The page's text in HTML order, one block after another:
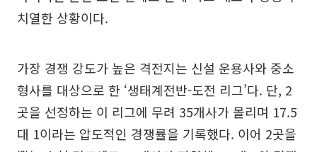
치열한 상황이다.
가장 경쟁 강도가 높은 격전지는 신설 운용사와 중소
형사를 대상으로 한 ‘생태계전반-도전 리그’다. 단, 2
곳을 선정하는 이 리그에 무려 35개사가 몰리며 17.5
대 1이라는 압도적인 경쟁률을 기록했다. 이어 2곳을